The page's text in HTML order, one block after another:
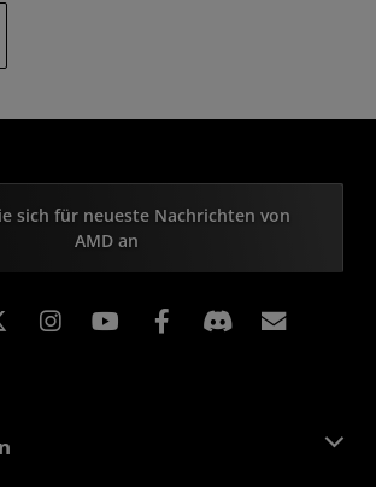
sich für neueste Nachrichten von
AMD an
Instagram Facebook